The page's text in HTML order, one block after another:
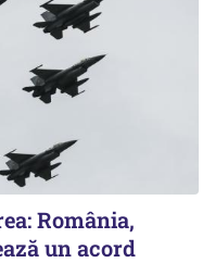
România,
un acord